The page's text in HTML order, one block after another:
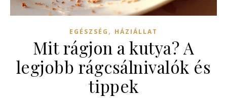
EGÉSZSÉG , HÁZIÁLLAT
Mit rágjon a kutya? A
legjobb rágcsálnivalók és
tippek